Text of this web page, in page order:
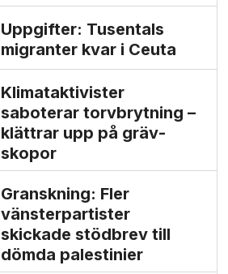
Uppgifter: Tusentals
migranter kvar i Ceuta
Klimat­aktivister
saboterar torv­brytning –
klättrar upp på gräv­
skopor
Granskning: Fler
vänsterpartister
skickade stödbrev till
dömda palestinier